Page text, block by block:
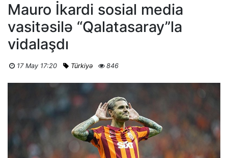
Mauro İkardi sosial media
vasitəsilə “Qalatasaray”la
vidalaşdı
17 May 17:20 Türkiyə 846